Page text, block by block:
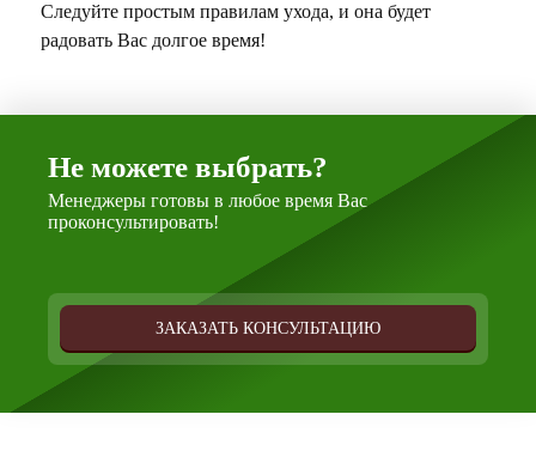
Следуйте простым правилам ухода, и она будет
радовать Вас долгое время!
Не можете выбрать?
Менеджеры готовы в любое время Вас
проконсультировать!
ЗАКАЗАТЬ КОНСУЛЬТАЦИЮ